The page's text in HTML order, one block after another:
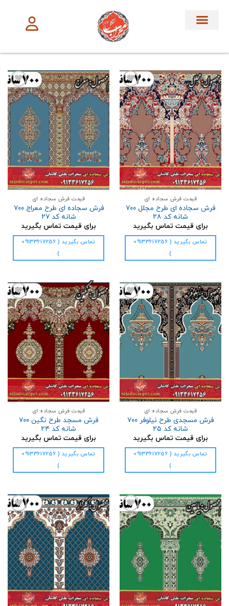
افزودن
به
علاقه
مندی
ها
قیمت فرش سجاده ای
فرش سجاده ای طرح مجلل ۷۰۰
شانه کد ۲۸
برای قیمت تماس بگیرید
تماس بگیرید ( 09133617256
)
افزودن
به
علاقه
مندی
قیمت فرش سجاده ای
فرش سجاده ای طرح معراج ۷۰۰
شانه کد ۲۷
برای قیمت تماس بگیرید
تماس بگیرید ( 09133617256
)
افزودن
به
علاقه
مندی
ها
قیمت فرش سجاده ای
فرش مسجدی طرح نیلوفر ۷۰۰
شانه کد ۲۵
برای قیمت تماس بگیرید
تماس بگیرید ( 09133617256
)
افزودن
به
علاقه
مندی
قیمت فرش سجاده ای
فرش مسجد طرح نگین ۷۰۰
شانه کد ۲۴
برای قیمت تماس بگیرید
تماس بگیرید ( 09133617256
)
افزودن
به
علاقه
افزودن
به
علاقه
مندی
ها